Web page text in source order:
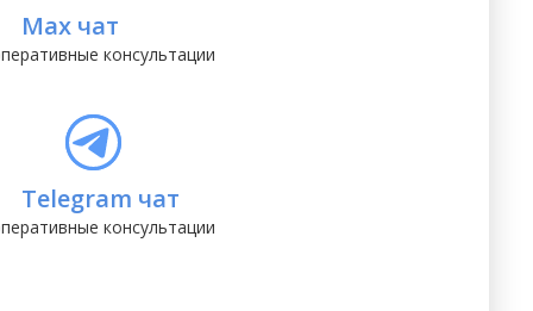
Max чат
консультации
Telegram чат
консультации